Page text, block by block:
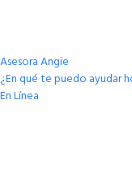
Asesora Angie
¿En qué te puedo ayudar
En Línea